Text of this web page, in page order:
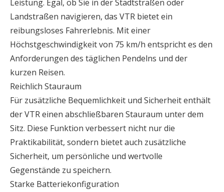
Leistung. Egal, ob Sie in der Stadtstraßen oder
Landstraßen navigieren, das VTR bietet ein
reibungsloses Fahrerlebnis. Mit einer
Höchstgeschwindigkeit von 75 km/h entspricht es den
Anforderungen des täglichen Pendelns und der
kurzen Reisen.
Reichlich Stauraum
Für zusätzliche Bequemlichkeit und Sicherheit enthält
der VTR einen abschließbaren Stauraum unter dem
Sitz. Diese Funktion verbessert nicht nur die
Praktikabilität, sondern bietet auch zusätzliche
Sicherheit, um persönliche und wertvolle
Gegenstände zu speichern.
Starke Batteriekonfiguration